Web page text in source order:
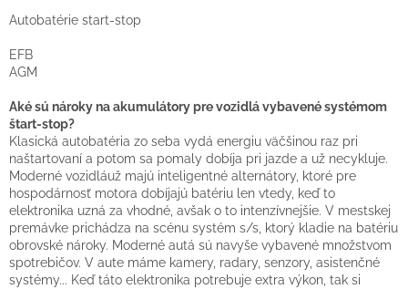
Autobatérie start-stop
EFB
AGM
Aké sú nároky na akumulátory pre vozidlá vybavené systémom
štart-stop?
Klasická autobatéria zo seba vydá energiu väčšinou raz pri
naštartovaní a potom sa pomaly dobíja pri jazde a už necykluje.
Moderné vozidláuž majú inteligentné alternátory, ktoré pre
hospodárnosť motora dobíjajú batériu len vtedy, keď to
elektronika uzná za vhodné, avšak o to intenzívnejšie. V mestskej
premávke prichádza na scénu systém s/s, ktorý kladie na batériu
obrovské nároky. Moderné autá sú navyše vybavené množstvom
spotrebičov. V aute máme kamery, radary, senzory, asistenčné
systémy... Keď táto elektronika potrebuje extra výkon, tak si